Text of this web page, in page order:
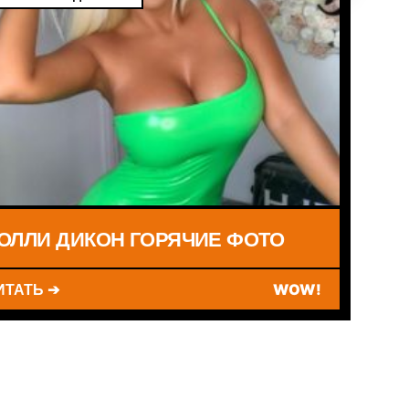
ДИКОН ГОРЯЧИЕ ФОТО
➔ WOW!